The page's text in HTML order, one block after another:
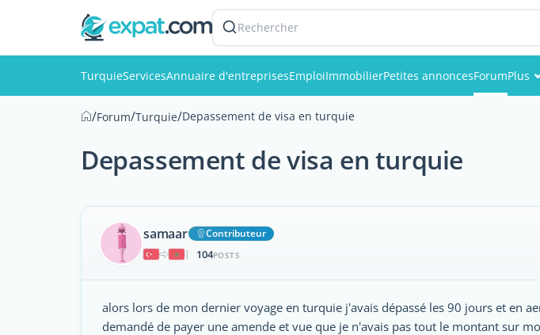
Rechercher
TurquieServicesAnnuaire d'entreprisesEmploiImmobilierPetites annoncesForumPlus
/Forum/Turquie/Depassement de visa en turquie
Depassement de visa en turquie
samaar
Contributeur
|
104POSTS
alors lors de mon dernier voyage en turquie j'avais dépassé les 90 jours et en
demandé de payer une amende et vue que je n'avais pas tout le montant sur